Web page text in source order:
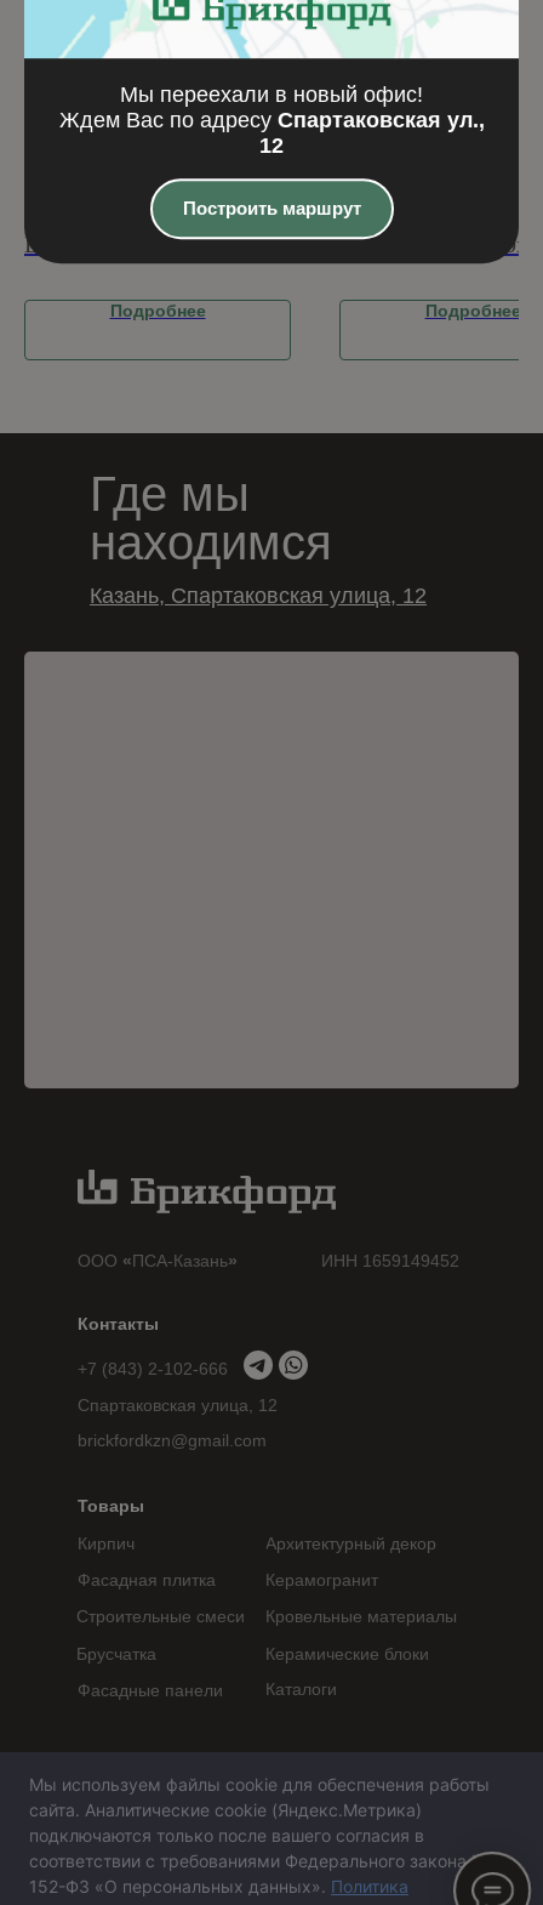
Фибропанель LINEA
LT30 (2500x1220x10)
Подробнее
Фибропанель
N073
Подробнее
Где мы
находимся
Казань, Спартаковская улица, 12
ИНН 1659149452
Согласие на обработку персональных данных
Фасадная плитка
Кирпич Архитектурный декор
Фасадные панели
Керамогранит
Строительные смеси
Каталоги
Товары
Контакты
Брусчатка
+7 (843) 2-102-666
ООО «ПСА-Казань»
Кровельные материалы
Керамические блоки
Сайт не является публичной офертой,
определяемой положениями статьи 437 ГК РФ
brickfordkzn@gmail.com
Спартаковская улица, 12
Мы переехали в новый офис!
Ждем Вас по адресу Спартаковская ул.,
12
Построить маршрут
Мы используем файлы cookie для обеспечения работы
сайта. Аналитические cookie (Яндекс.Метрика)
подключаются только после вашего согласия в
соответствии с требованиями Федерального закона №
152-ФЗ «О персональных данных». Политика